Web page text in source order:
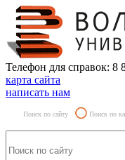
Телефон для справок: 8
карта сайта
написать нам
Поиск по сайту Поиск по